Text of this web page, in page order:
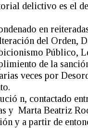
delictivo es el
en
del Orden,
Público,
de la
veces por
n, contactado
y Marta Beatriz
y a partir de